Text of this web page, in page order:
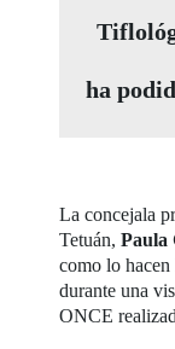
ha
La concejala
Tetuán,Paula
como lo hacen
durante una
ONCE